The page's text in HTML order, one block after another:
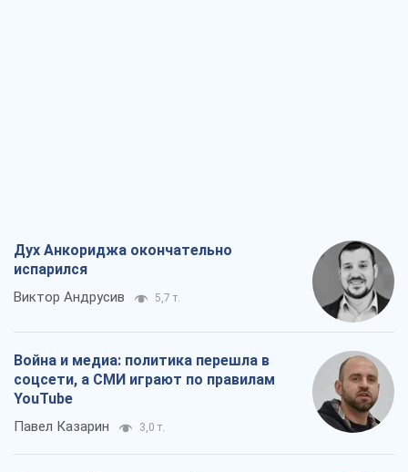
Дух Анкориджа окончательно
испарился
Виктор Андрусив 5,7 т.
Война и медиа: политика перешла в
соцсети, а СМИ играют по правилам
YouTube
Павел Казарин 3,0 т.